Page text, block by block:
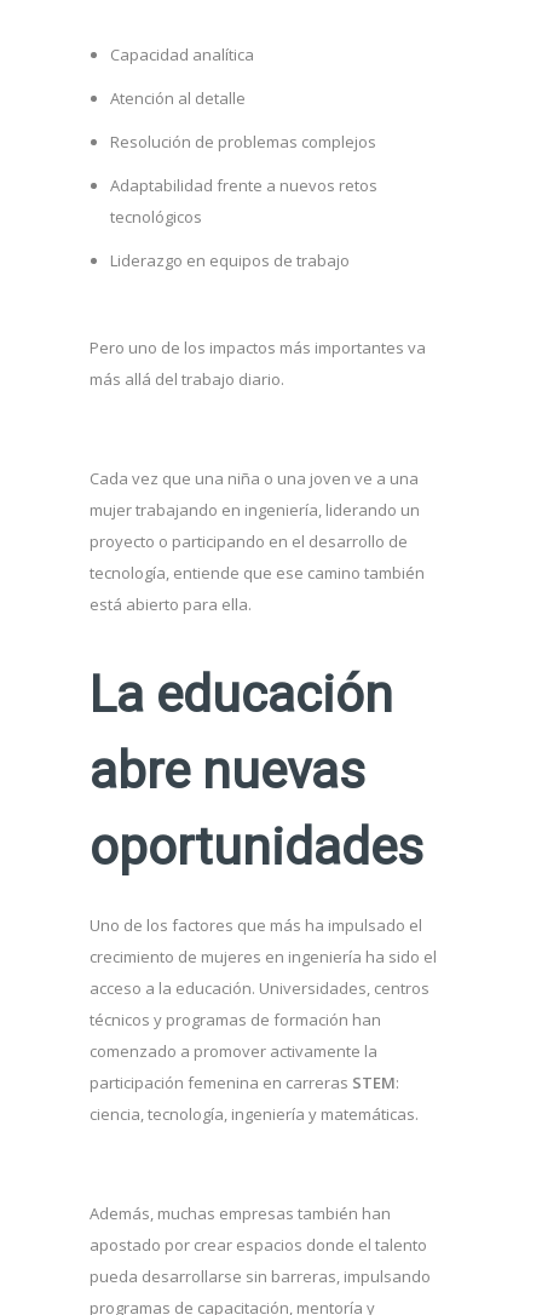
Capacidad analítica
Atención al detalle
Resolución de problemas complejos
Adaptabilidad frente a nuevos retos
tecnológicos
Liderazgo en equipos de trabajo
Pero uno de los impactos más importantes va
más allá del trabajo diario.
Cada vez que una niña o una joven ve a una
mujer trabajando en ingeniería, liderando un
proyecto o participando en el desarrollo de
tecnología, entiende que ese camino también
está abierto para ella.
La educación
abre nuevas
oportunidades
Uno de los factores que más ha impulsado el
crecimiento de mujeres en ingeniería ha sido el
acceso a la educación. Universidades, centros
técnicos y programas de formación han
comenzado a promover activamente la
participación femenina en carreras STEM:
ciencia, tecnología, ingeniería y matemáticas.
Además, muchas empresas también han
apostado por crear espacios donde el talento
pueda desarrollarse sin barreras, impulsando
programas de capacitación, mentoría y